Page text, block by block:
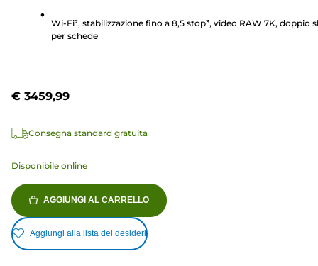
Wi-Fi², stabilizzazione fino a 8,5 stop³, video RAW 7K, doppio
per schede
€ 3459,99
Consegna standard gratuita
Disponibile online
AGGIUNGI AL CARRELLO
Aggiungi alla lista dei desideri